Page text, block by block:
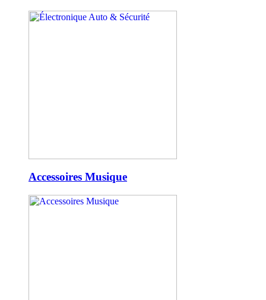
Accessoires Musique